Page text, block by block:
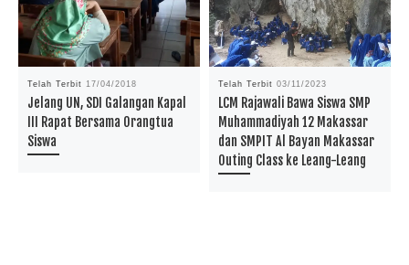
Telah Terbit17/04/2018
Jelang UN, SDI Galangan Kapal
III Rapat Bersama Orangtua
Siswa
Telah Terbit03/11/2023
LCM Rajawali Bawa Siswa SMP
Muhammadiyah 12 Makassar
dan SMPIT Al Bayan Makassar
Outing Class ke Leang-Leang